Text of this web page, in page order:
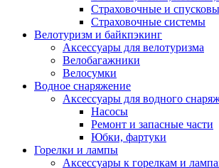
Страховочные и
Страховочные системы
Велотуризм и байкпэкинг
Аксессуары для велотуризма
Велобагажники
Велосумки
Водное снаряжение
Аксессуары для водного
Насосы
Ремонт и запасные части
Юбки, фартуки
Горелки и лампы
Аксессуары к горелкам и